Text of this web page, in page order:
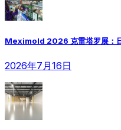
Meximold 2026 克雷塔罗展：
2026年7月16日